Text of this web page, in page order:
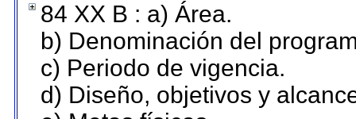
84 XX B : a) Área.
b) Denominación del
c) Periodo de vigencia.
d) Diseño, objetivos y